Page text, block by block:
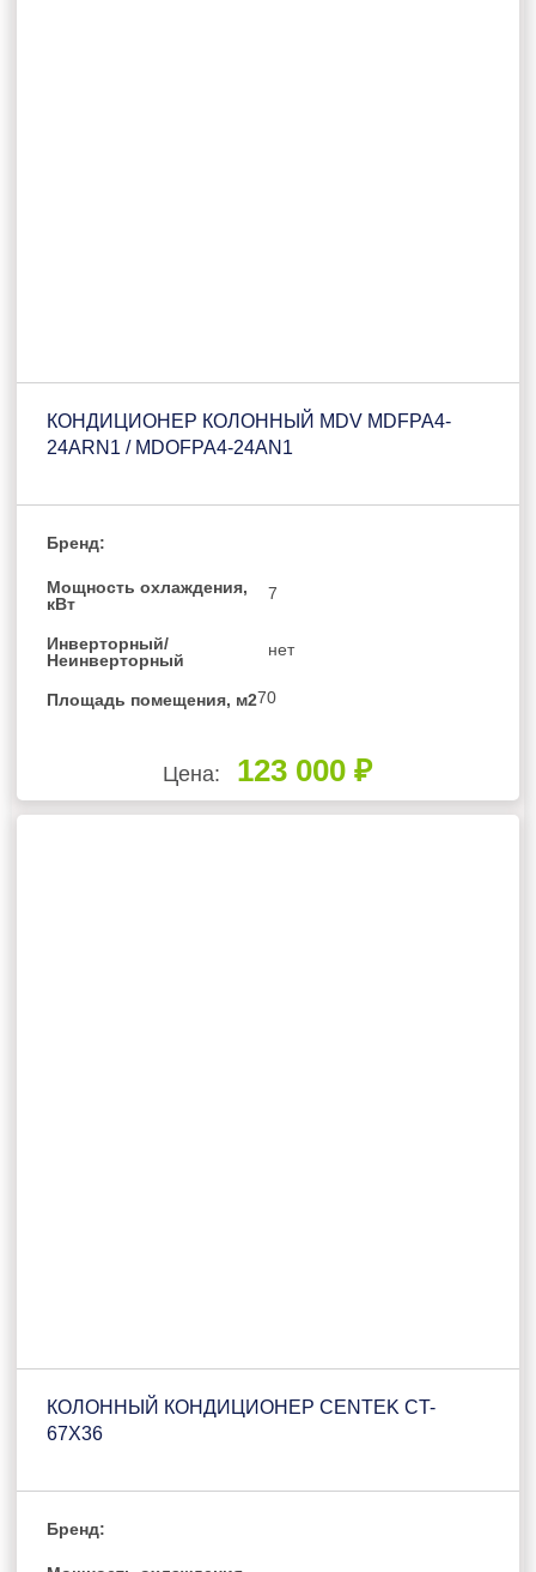
КОНДИЦИОНЕР КОЛОННЫЙ MDV MDFPA4-
24ARN1 / MDOFPA4-24AN1
Бренд:
Мощность охлаждения,
кВт
7
Инверторный/
Неинверторный
нет
Площадь помещения, м270
Цена: 123 000 ₽
КОЛОННЫЙ КОНДИЦИОНЕР CENTEK CT-
67X36
Бренд: